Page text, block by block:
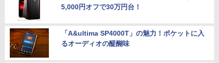
5,000円オフで30万円台！
「A&ultima SP4000T」の魅力！ポケットに入
るオーディオの醍醐味